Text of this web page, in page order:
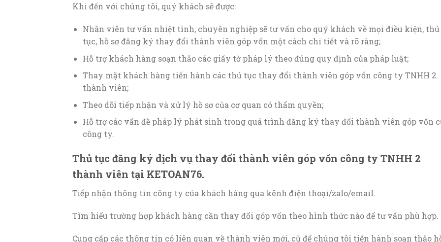
Khi đến với chúng tôi, quý khách sẽ được:
Nhân viên tư vấn nhiệt tình, chuyên nghiệp sẽ tư vấn cho quý khách về mọi điều kiện, thủ
tục, hồ sơ đăng ký thay đổi thành viên góp vốn một cách chi tiết và rõ ràng;
Hỗ trợ khách hàng soạn thảo các giấy tờ pháp lý theo đúng quy định của pháp luật;
Thay mặt khách hàng tiến hành các thủ tục thay đổi thành viên góp vốn công ty TNHH 2
thành viên;
Theo dõi tiếp nhận và xử lý hồ sơ của cơ quan có thẩm quyền;
Hỗ trợ các vấn đề pháp lý phát sinh trong quá trình đăng ký thay đổi thành viên góp vốn
công ty.
Thủ tục đăng ký dịch vụ thay đổi thành viên góp vốn công ty TNHH 2
thành viên tại KETOAN76.
Tiếp nhận thông tin công ty của khách hàng qua kênh điện thoại/zalo/email.
Tìm hiểu trường hợp khách hàng cần thay đổi góp vốn theo hình thức nào để tư vấn phù hợp.
Cung cấp các thông tin có liên quan về thành viên mới, cũ để chúng tôi tiến hành soạn thảo